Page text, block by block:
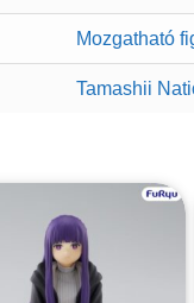
Mozgatható
Tamashii